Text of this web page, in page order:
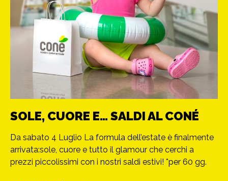
SOLE, CUORE E… SALDI AL CONÉ
Da sabato 4 Luglio La formula dell’estate è finalmente
arrivata:sole, cuore e tutto il glamour che cerchi a
prezzi piccolissimi con i nostri saldi estivi! *per 60 gg.